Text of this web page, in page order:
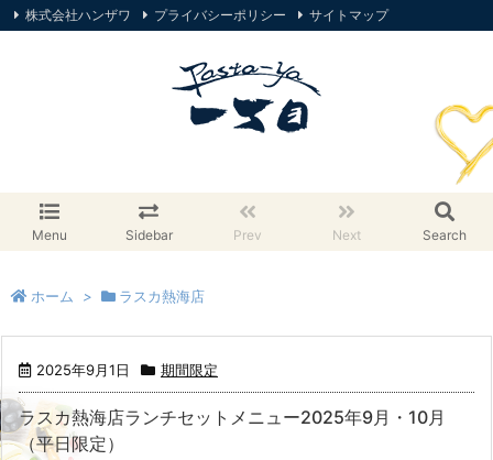
Menu Sidebar Prev Next Search
株式会社ハンザワ プライバシーポリシー
サイトマップ
ホーム > ラスカ熱海店
2025年9月1日 期間限定
ラスカ熱海店ランチセットメニュー2025年9月・10月
（平日限定）